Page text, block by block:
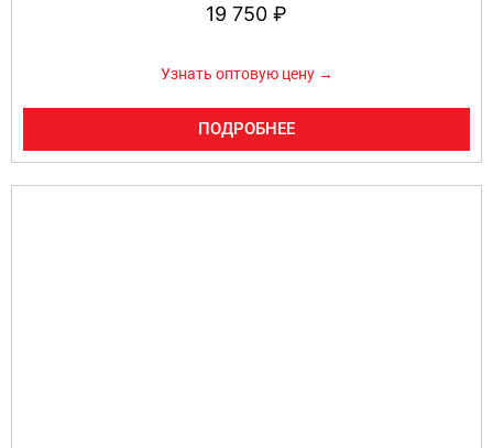
19 750 ₽
Узнать оптовую цену →
ПОДРОБНЕЕ